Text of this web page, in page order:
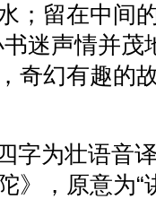
；留在中间
迷声情并茂
奇幻有趣的
字为壮语音
》，原意为“